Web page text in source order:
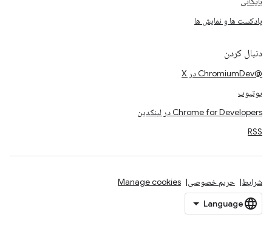
پادکست ها و نمایش ها
دنبال کردن
@ChromiumDev در X
یوتیوب
Chrome for Developers در لینکدین
RSS
شرایط حریم خصوصی Manage cookies